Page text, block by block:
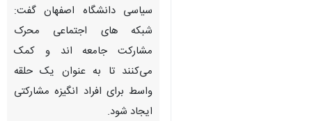
سیاسی دانشگاه اصفهان گفت:
شبکه های اجتماعی محرک‌
مشارکت جامعه اند و کمک
می‌کنند تا به عنوان یک حلقه
واسط برای افراد انگیزه مشارکتی
ایجاد شود.